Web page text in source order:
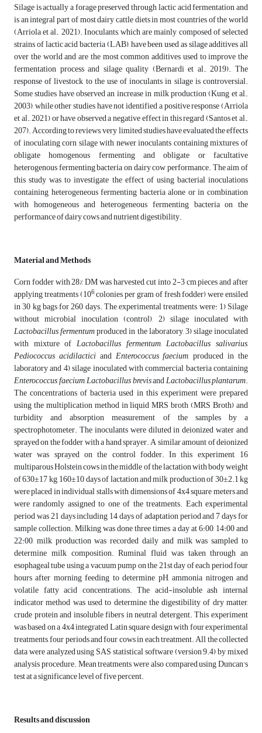
Silage is actually a forage preserved through lactic acid fermentation and
is an integral part of most dairy cattle diets in most countries of the world
(Arriola et al., 2021). Inoculants, which are mainly composed of selected
strains of lactic acid bacteria (LAB), have been used as silage additives all
over the world and are the most common additives used to improve the
fermentation process and silage quality (Bernardi et al., 2019). The
response of livestock to the use of inoculants in silage is controversial.
Some studies have observed an increase in milk production (Kung et al.,
2003), while other studies have not identified a positive response (Arriola
et al., 2021) or have observed a negative effect in this regard (Santos et al.,
207). According to reviews, very limited studies have evaluated the effects
of inoculating corn silage with newer inoculants containing mixtures of
obligate homogenous fermenting and obligate or facultative
heterogenous fermenting bacteria on dairy cow performance. The aim of
this study was to investigate the effect of using bacterial inoculations
containing heterogeneous fermenting bacteria alone or in combination
with homogeneous and heterogeneous fermenting bacteria on the
performance of dairy cows and nutrient digestibility.
Material and Methods
Corn fodder with 28% DM was harvested, cut into 2-3 cm pieces and after
applying treatments (106colonies per gram of fresh fodder) were ensiled
in 30 kg bags for 260 days. The experimental treatments were: 1) Silage
without microbial inoculation (control), 2) silage inoculated with
Lactobacillus fermentumproduced in the laboratory, 3) silage inoculated
with mixture of Lactobacillus fermentum,Lactobacillus salivarius,
Pediococcus acidilacticiand Enterococcus faecium, produced in the
laboratory and 4) silage inoculated with commercial bacteria containing
Enterococcus faecium,Lactobacillus brevisandLactobacillus plantarum.
The concentrations of bacteria used in this experiment were prepared
using the multiplication method in liquid MRS broth (MRS Broth) and
turbidity and absorption measurement of the samples by a
spectrophotometer. The inoculants were diluted in deionized water and
sprayed on the fodder with a hand sprayer. A similar amount of deionized
water was sprayed on the control fodder. In this experiment, 16
multiparous Holstein cows in the middle of the lactation with body weight
of 630±17 kg, 160±10 days of lactation and milk production of 30±2.1 kg
were placed in individual stalls with dimensions of 4x4 square meters and
were randomly assigned to one of the treatments. Each experimental
period was 21 days including 14 days of adaptation period and 7 days for
sample collection. Milking was done three times a day at 6:00, 14:00 and
22:00, milk production was recorded daily and milk was sampled to
determine milk composition. Ruminal fluid was taken through an
esophageal tube using a vacuum pump on the 21st day of each period four
hours after morning feeding to determine pH, ammonia nitrogen and
volatile fatty acid concentrations. The acid-insoluble ash internal
indicator method was used to determine the digestibility of dry matter,
crude protein and insoluble fibers in neutral detergent. This experiment
was based on a 4x4 integrated Latin square design with four experimental
treatments, four periods and four cows in each treatment. All the collected
data were analyzed using SAS statistical software (version 9.4) by mixed
analysis procedure. Mean treatments were also compared using Duncan's
test at a significance level of five percent.
Results and discussion